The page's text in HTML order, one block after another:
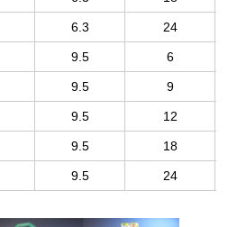
6.3 24
9.5 6
9.5 9
9.5 12
9.5 18
9.5 24